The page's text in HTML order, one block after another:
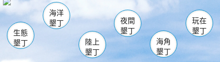
南仁湖
海生館
恆春 佳樂水
龍鑾潭自然中心 森林遊樂區
瓊麻館
關山 墾管處遊客中心
社頂公園 風吹沙
船帆石
白砂 龍磐公園
香蕉灣
砂島
鵝鑾鼻
生態
墾丁
海洋
墾丁
陸上
墾丁
夜間
墾丁
海角
墾丁
玩在
墾丁